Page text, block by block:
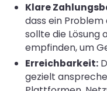
Klare
dass ein
sollte die Lösung
empfinden, um
Erreichbarkeit:
gezielt